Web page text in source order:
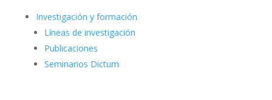
Investigación y formación
Líneas de investigación
Publicaciones
Seminarios Dictum